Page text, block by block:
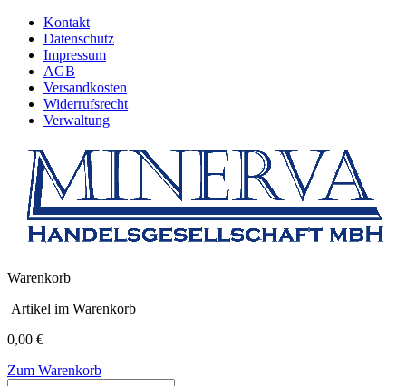
Kontakt
Datenschutz
Impressum
AGB
Versandkosten
Widerrufsrecht
Verwaltung
Warenkorb
Artikel im Warenkorb
0,00 €
Zum Warenkorb